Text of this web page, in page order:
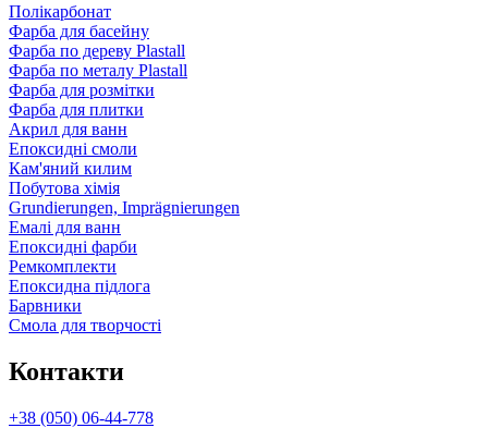
Полікарбонат
Фарба для басейну
Фарба по дереву Plastall
Фарба по металу Plastall
Фарба для розмітки
Фарба для плитки
Акрил для ванн
Епоксидні смоли
Кам'яний килим
Побутова хімія
Grundierungen, Imprägnierungen
Емалі для ванн
Епоксидні фарби
Ремкомплекти
Епоксидна підлога
Барвники
Смола для творчості
Контакти
+38 (050) 06-44-778